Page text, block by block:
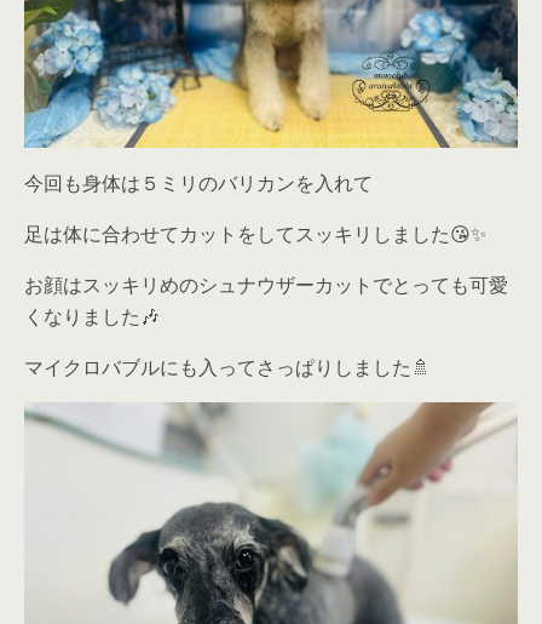
今回も身体は５ミリのバリカンを入れて
足は体に合わせてカットをしてスッキリしました😘✨
お顔はスッキリめのシュナウザーカットでとっても可愛
くなりました🎶
マイクロバブルにも入ってさっぱりしました🚿